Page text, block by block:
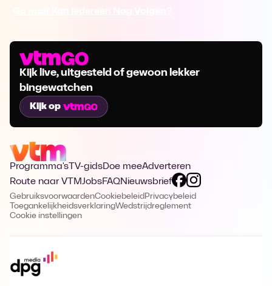
Kijk live, uitgesteld of gewoon lekker
bingewatchen
Kijk op
Programma's TV-gidsDoe meeAdverteren
Route naar VTMJobsFAQNieuwsbrief
GebruiksvoorwaardenCookiebeleid Privacybeleid
ToegankelijkheidsverklaringWedstrijdreglement
Cookie instellingen